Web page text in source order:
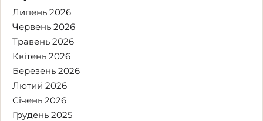
Липень 2026
Червень 2026
Травень 2026
Квітень 2026
Березень 2026
Лютий 2026
Січень 2026
Грудень 2025